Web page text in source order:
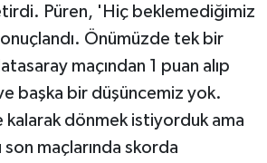
Püren, 'Hiç beklemediğimiz
Önümüzde tek bir
maçından 1 puan alıp
başka bir düşüncemiz yok.
kalarak dönmek istiyorduk ama
maçlarında skorda